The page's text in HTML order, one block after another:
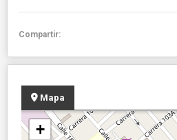
Compartir:
Mapa
+